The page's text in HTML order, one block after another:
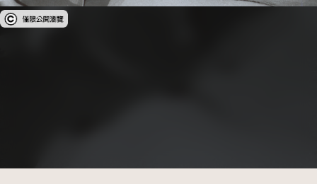
受著作權法保護-僅限於本平台有限度公開瀏覽